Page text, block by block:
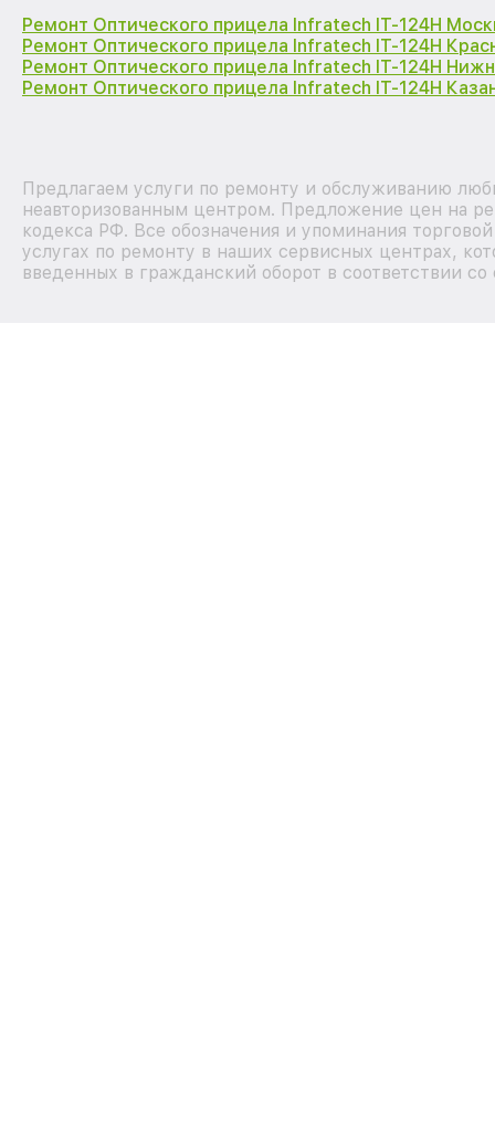
Ремонт Оптического прицела Infratech IT-124Н
Ремонт Оптического прицела Infratech IT-124Н
Ремонт Оптического прицела Infratech IT-124Н
Ремонт Оптического прицела Infratech IT-124Н
Предлагаем услуги по ремонту и обслуживанию
неавторизованным центром. Предложение цен на
кодекса РФ. Все обозначения и упоминания
услугах по ремонту в наших сервисных центрах,
введенных в гражданский оборот в соответствии